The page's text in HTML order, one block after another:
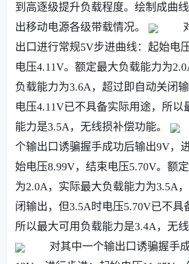
到高逐级提升负载程度。绘制成曲
出移动电源各级带载情况。
对
出口进行常规5V步进曲线：起始电
电压4.11V。额定最大负载能力为
负载能力为3.6A，超过即自动关闭
电压4.11V已不具备实际用途，所以
能力是3.5A，无线损补偿功能。
个输出口诱骗握手成功后输出9V，
始电压8.99V，结束电压5.70V。额
为2.0A，实际最大负载能力为3.5A
闭输出，但3.5A时电压5.70V已不具
所以最大可用负载能力是3.4A，无线
对其中一个输出口诱骗握手